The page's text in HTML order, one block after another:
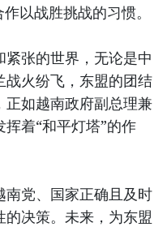
以战胜挑战的习惯。
张的世界，无论是中
战火纷飞，东盟的团结
如越南政府副总理兼
着“和平灯塔”的作
南党、国家正确且及时
决策。未来，为东盟